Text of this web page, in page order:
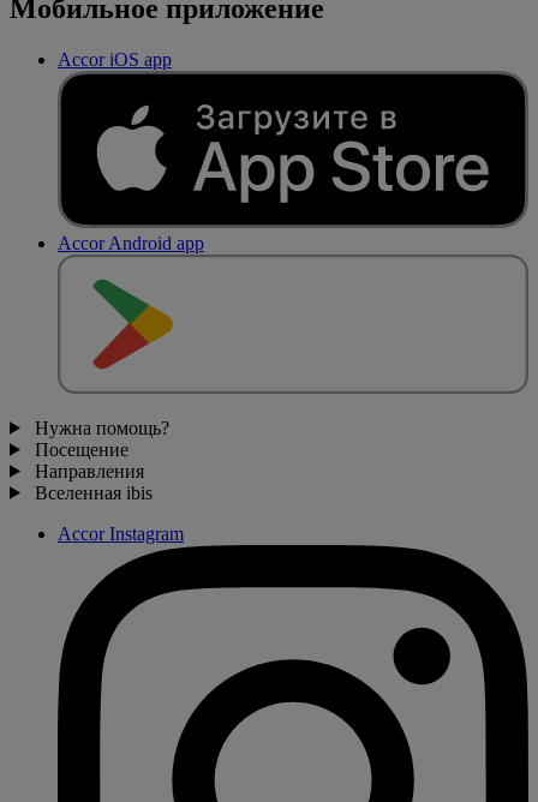
Мобильное приложение
Accor iOS app
Accor Android app
Нужна помощь?
Посещение
Направления
Вселенная ibis
Accor Instagram